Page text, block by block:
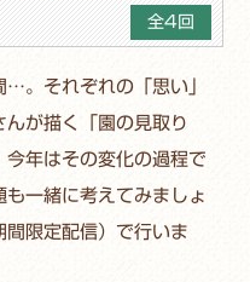
全4回
。それぞれの「思い」
が描く「園の見取り
今年はその変化の過程で
一緒に考えてみましょ
限定配信）で行いま